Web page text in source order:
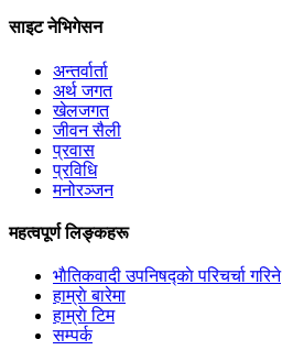
साइट नेभिगेसन
अन्तर्वार्ता
अर्थ जगत
खेलजगत
जीवन सैली
प्रवास
प्रविधि
मनोरञ्जन
महत्वपूर्ण लिङ्कहरू
भाैतिकवादी उपनिषद्काे परिचर्चा गरिने
हाम्राे बारेमा
हाम्राे टिम
सम्पर्क